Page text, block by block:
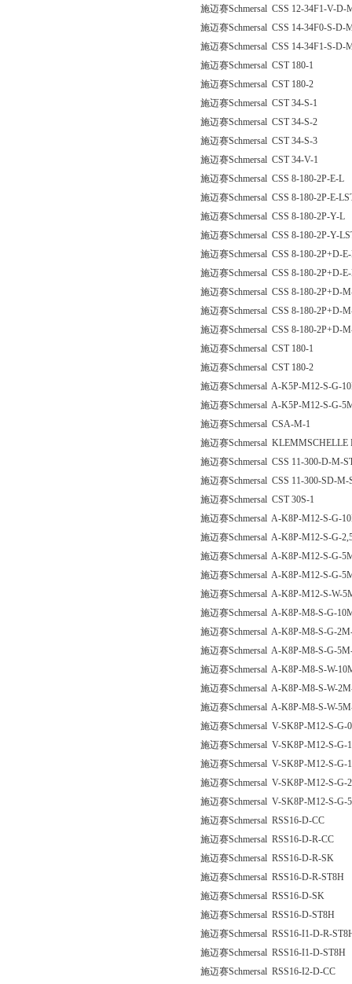
施迈赛Schmersal CSS 12-34F1-V-D-
施迈赛Schmersal CSS 14-34F0-S-D-
施迈赛Schmersal CSS 14-34F1-S-D-
施迈赛Schmersal CST 180-1
施迈赛Schmersal CST 180-2
施迈赛Schmersal CST 34-S-1
施迈赛Schmersal CST 34-S-2
施迈赛Schmersal CST 34-S-3
施迈赛Schmersal CST 34-V-1
施迈赛Schmersal CSS 8-180-2P-E-L
施迈赛Schmersal CSS 8-180-2P-E-
施迈赛Schmersal CSS 8-180-2P-Y-L
施迈赛Schmersal CSS 8-180-2P-Y-
施迈赛Schmersal CSS 8-180-2P+D-
施迈赛Schmersal CSS 8-180-2P+D-
施迈赛Schmersal CSS 8-180-2P+D-
施迈赛Schmersal CSS 8-180-2P+D-
施迈赛Schmersal CSS 8-180-2P+D-
施迈赛Schmersal CST 180-1
施迈赛Schmersal CST 180-2
施迈赛Schmersal A-K5P-M12-S-G-
施迈赛Schmersal A-K5P-M12-S-G-
施迈赛Schmersal CSA-M-1
施迈赛Schmersal KLEMMSCHELLE
施迈赛Schmersal CSS 11-300-D-M-
施迈赛Schmersal CSS 11-300-SD-M-
施迈赛Schmersal CST 30S-1
施迈赛Schmersal A-K8P-M12-S-G-
施迈赛Schmersal A-K8P-M12-S-G-
施迈赛Schmersal A-K8P-M12-S-G-
施迈赛Schmersal A-K8P-M12-S-G-
施迈赛Schmersal A-K8P-M12-S-W-
施迈赛Schmersal A-K8P-M8-S-G-
施迈赛Schmersal A-K8P-M8-S-G-
施迈赛Schmersal A-K8P-M8-S-G-
施迈赛Schmersal A-K8P-M8-S-W-
施迈赛Schmersal A-K8P-M8-S-W-
施迈赛Schmersal A-K8P-M8-S-W-
施迈赛Schmersal V-SK8P-M12-S-
施迈赛Schmersal V-SK8P-M12-S-
施迈赛Schmersal V-SK8P-M12-S-
施迈赛Schmersal V-SK8P-M12-S-
施迈赛Schmersal V-SK8P-M12-S-
施迈赛Schmersal RSS16-D-CC
施迈赛Schmersal RSS16-D-R-CC
施迈赛Schmersal RSS16-D-R-SK
施迈赛Schmersal RSS16-D-R-ST8H
施迈赛Schmersal RSS16-D-SK
施迈赛Schmersal RSS16-D-ST8H
施迈赛Schmersal RSS16-I1-D-R-
施迈赛Schmersal RSS16-I1-D-ST8H
施迈赛Schmersal RSS16-I2-D-CC